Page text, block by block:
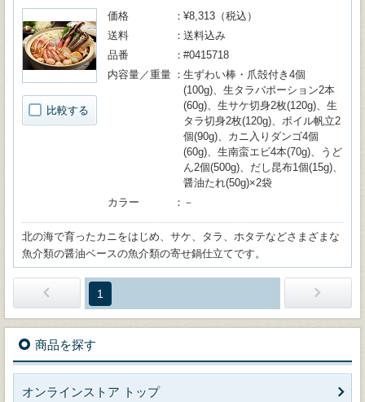
比較する
価格
¥8,313（税込）
送料
送料込み
品番
#0415718
内容量／重量
生ずわい棒・爪殻付き4個
(100g)、生タラバポーション2本
(60g)、生サケ切身2枚(120g)、生
タラ切身2枚(120g)、ボイル帆立2
個(90g)、カニ入りダンゴ4個
(60g)、生南蛮エビ4本(70g)、うど
ん2個(500g)、だし昆布1個(15g)、
醤油たれ(50g)×2袋
カラー
－
北の海で育ったカニをはじめ、サケ、タラ、ホタテなどさまざまな
魚介類の醤油ベースの魚介類の寄せ鍋仕立てです。
1
商品を探す
オンラインストア トップ